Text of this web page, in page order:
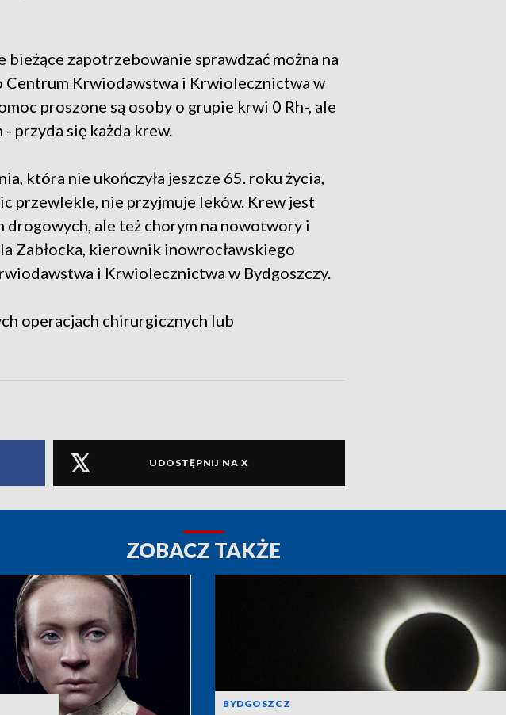
zapotrzebowanie sprawdzać można na
Krwiodawstwa i Krwiolecznictwa w
proszone są osoby o grupie krwi 0 Rh-, ale
przyda się każda krew.
która nie ukończyła jeszcze 65. roku życia,
przewlekle, nie przyjmuje leków. Krew jest
drogowych, ale też chorym na nowotwory i
Zabłocka, kierownik inowrocławskiego
i Krwiolecznictwa w Bydgoszczy.
operacjach chirurgicznych lub
UDOSTĘPNIJ NA X
ZOBACZ TAKŻE
BYDGOSZCZ